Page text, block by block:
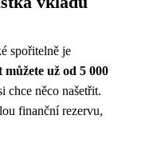
spořitelně je
můžete už od 5 000
chce něco našetřit.
finanční rezervu,